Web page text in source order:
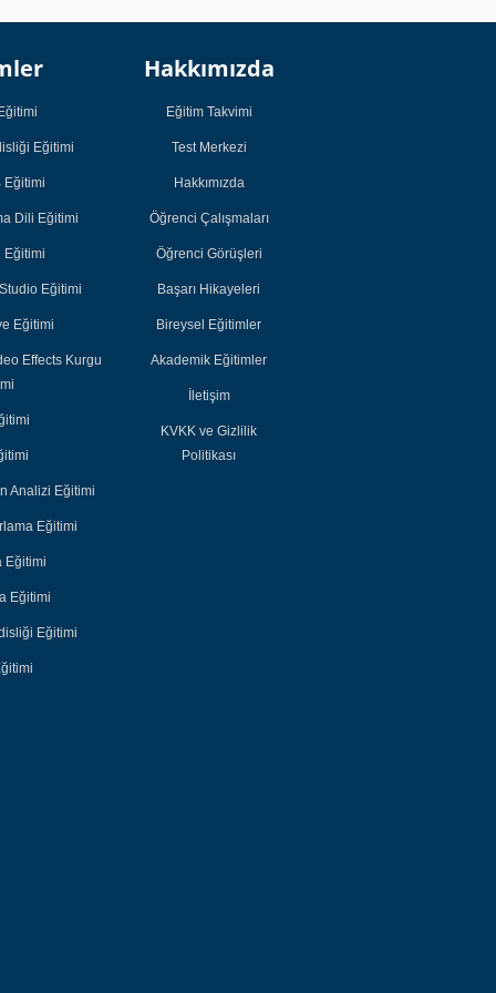
Eğitimi
Eğitimi
Dili Eğitimi
Eğitimi
Eğitimi
Eğitimi
Effects Kurgu
Analizi Eğitimi
Eğitimi
Eğitimi
Eğitimi
Eğitimi
Hakkımızda
Eğitim Takvimi
Test Merkezi
Hakkımızda
Öğrenci Çalışmaları
Öğrenci Görüşleri
Başarı Hikayeleri
Bireysel Eğitimler
Akademik Eğitimler
İletişim
KVKK ve Gizlilik
Politikası